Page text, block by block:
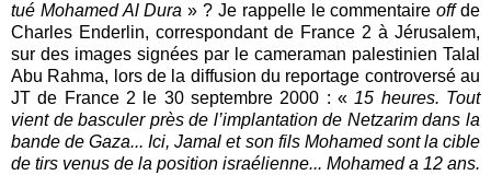
tué Mohamed Al Dura » ? Je rappelle le commentaireoffde
Charles Enderlin, correspondant de France 2 à Jérusalem,
sur des images signées par le cameraman palestinien Talal
Abu Rahma, lors de la diffusion du reportage controversé au
JT de France 2 le 30 septembre 2000 : «15 heures. Tout
vient de basculer près de l’implantation de Netzarim dans la
bande de Gaza... Ici, Jamal et son fils Mohamed sont la cible
de tirs venus de la position israélienne... Mohamed a 12 ans.